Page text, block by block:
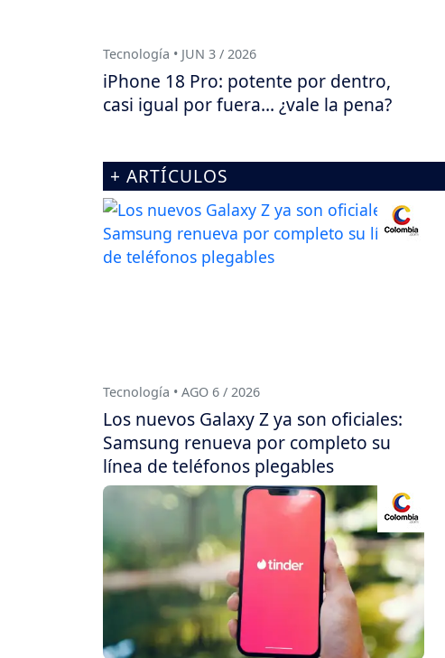
Tecnología • JUN 3 / 2026
iPhone 18 Pro: potente por dentro,
casi igual por fuera… ¿vale la pena?
+ ARTÍCULOS
Tecnología • AGO 6 / 2026
Los nuevos Galaxy Z ya son oficiales:
Samsung renueva por completo su
línea de teléfonos plegables